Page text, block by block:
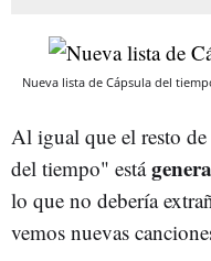
Nueva lista de Cápsula del
Al igual que el resto de
del tiempo" está
lo que no debería
vemos nuevas